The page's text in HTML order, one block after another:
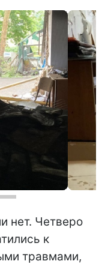
нет. Четверо
к
травмами,